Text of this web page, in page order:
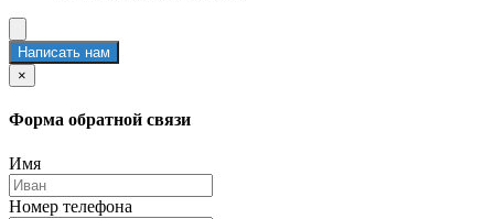
Написать нам
×
Форма обратной связи
Имя
Номер телефона